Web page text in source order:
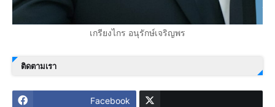
เกรียงไกร อนุรักษ์เจริญพร
ติดตามเรา
Facebook